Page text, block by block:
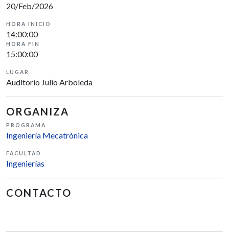
20/Feb/2026
HORA INICIO
14:00:00
HORA FIN
15:00:00
LUGAR
Auditorio Julio Arboleda
ORGANIZA
PROGRAMA
Ingeniería Mecatrónica
FACULTAD
Ingenierías
CONTACTO